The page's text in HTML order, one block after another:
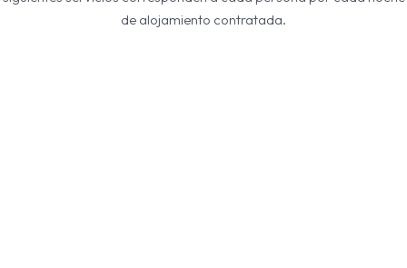
de alojamiento contratada.